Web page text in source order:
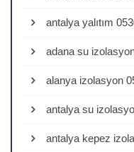
antalya yalıtım
adana su
alanya izolasyon
antalya su
antalya kepez